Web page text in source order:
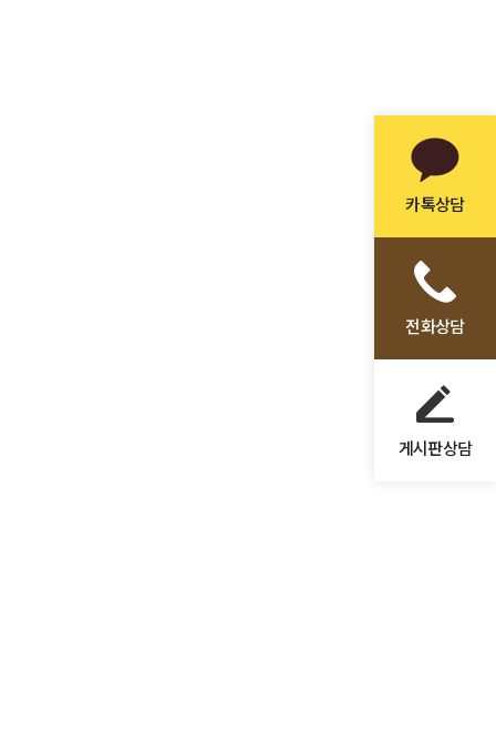
카톡상담
전화상담
게시판상담